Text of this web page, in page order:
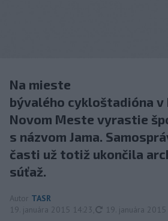
Na mieste
bývalého cykloštadióna
Novom Meste vyrastie
s názvom Jama.
časti už totiž ukončila
súťaž.
Autor TASR
19. januára 2015 14:23
aktualizované
19. januára